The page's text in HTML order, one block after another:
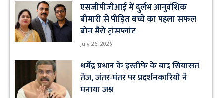
एसजीपीजीआई में दुर्लभ आनुवंशिक
बीमारी से पीड़ित बच्चे का पहला सफल
बोन मैरो ट्रांसप्लांट
July 26, 2026
धर्मेंद्र प्रधान के इस्तीफे के बाद सियासत
तेज, जंतर-मंतर पर प्रदर्शनकारियों ने
मनाया जश्न